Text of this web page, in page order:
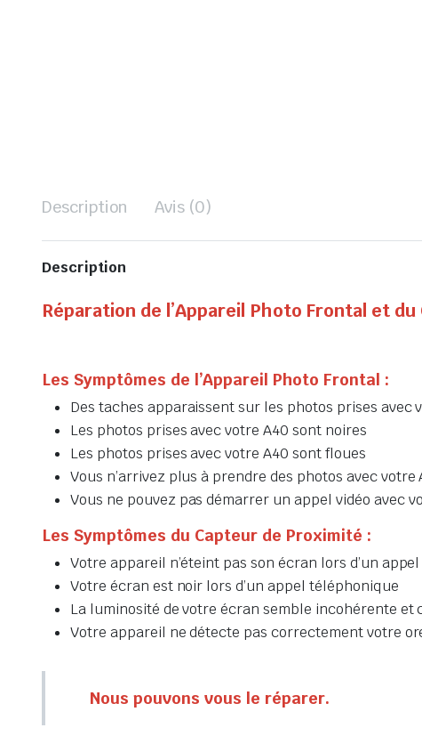
Description Avis (0)
Description
Réparation de l’Appareil Photo Frontal et
Les Symptômes de l’Appareil Photo Frontal :
Des taches apparaissent sur les photos prises avec
Les photos prises avec votre A40 sont noires
Les photos prises avec votre A40 sont floues
Vous n’arrivez plus à prendre des photos avec votre
Vous ne pouvez pas démarrer un appel vidéo avec
Les Symptômes du Capteur de Proximité :
Votre appareil n’éteint pas son écran lors d’un
Votre écran est noir lors d’un appel téléphonique
La luminosité de votre écran semble incohérente et
Votre appareil ne détecte pas correctement votre
Nous pouvons vous le réparer.